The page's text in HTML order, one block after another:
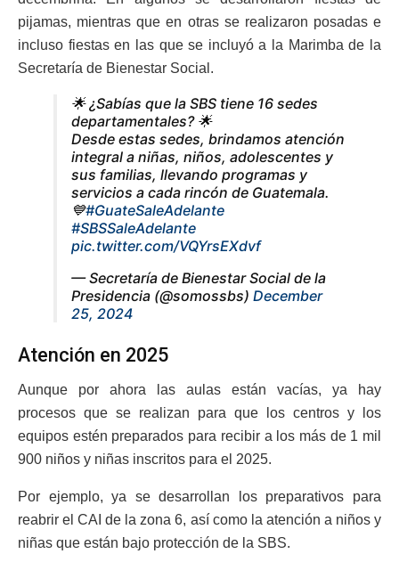
pijamas, mientras que en otras se realizaron posadas e
incluso fiestas en las que se incluyó a la Marimba de la
Secretaría de Bienestar Social.
🌟 ¿Sabías que la SBS tiene 16 sedes
departamentales? 🌟
Desde estas sedes, brindamos atención
integral a niñas, niños, adolescentes y
sus familias, llevando programas y
servicios a cada rincón de Guatemala.
💙#GuateSaleAdelante
#SBSSaleAdelante
pic.twitter.com/VQYrsEXdvf
— Secretaría de Bienestar Social de la
Presidencia (@somossbs) December
25, 2024
Atención en 2025
Aunque por ahora las aulas están vacías, ya hay
procesos que se realizan para que los centros y los
equipos estén preparados para recibir a los más de 1 mil
900 niños y niñas inscritos para el 2025.
Por ejemplo, ya se desarrollan los preparativos para
reabrir el CAI de la zona 6, así como la atención a niños y
niñas que están bajo protección de la SBS.